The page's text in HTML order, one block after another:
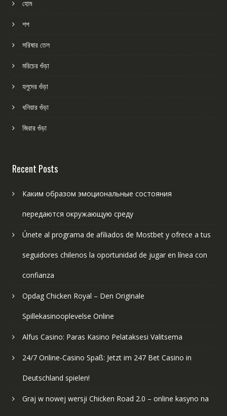
হোম
শপ
সরিষার তেল
মরিচের গুঁড়া
হলুদের গুঁড়া
ধনিয়ার গুঁড়া
জিরার গুঁড়া
Recent Posts
Каким образом эмоциональные состояния
передаются окружающую среду
Únete al programa de afiliados de Mostbet y ofrece a tus
seguidores chilenos la oportunidad de jugar en línea con
confianza
Opdag Chicken Royal – Den Originale
Spillekasinooplevelse Online
Alfus Casino: Paras Kasino Pelataksesi Valitsema
24/7 Online-Casino Spaß: Jetzt im 247 Bet Casino in
Deutschland spielen!
Graj w nowej wersji Chicken Road 2.0 – online kasyno na